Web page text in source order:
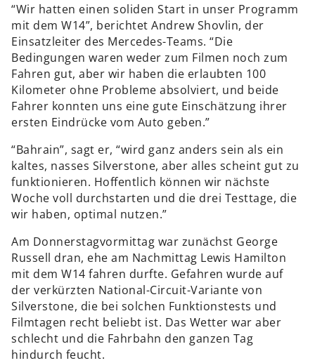
“Wir hatten einen soliden Start in unser Programm
mit dem W14”, berichtet Andrew Shovlin, der
Einsatzleiter des Mercedes-Teams. “Die
Bedingungen waren weder zum Filmen noch zum
Fahren gut, aber wir haben die erlaubten 100
Kilometer ohne Probleme absolviert, und beide
Fahrer konnten uns eine gute Einschätzung ihrer
ersten Eindrücke vom Auto geben.”
“Bahrain”, sagt er, “wird ganz anders sein als ein
kaltes, nasses Silverstone, aber alles scheint gut zu
funktionieren. Hoffentlich können wir nächste
Woche voll durchstarten und die drei Testtage, die
wir haben, optimal nutzen.”
Am Donnerstagvormittag war zunächst George
Russell dran, ehe am Nachmittag Lewis Hamilton
mit dem W14 fahren durfte. Gefahren wurde auf
der verkürzten National-Circuit-Variante von
Silverstone, die bei solchen Funktionstests und
Filmtagen recht beliebt ist. Das Wetter war aber
schlecht und die Fahrbahn den ganzen Tag
hindurch feucht.